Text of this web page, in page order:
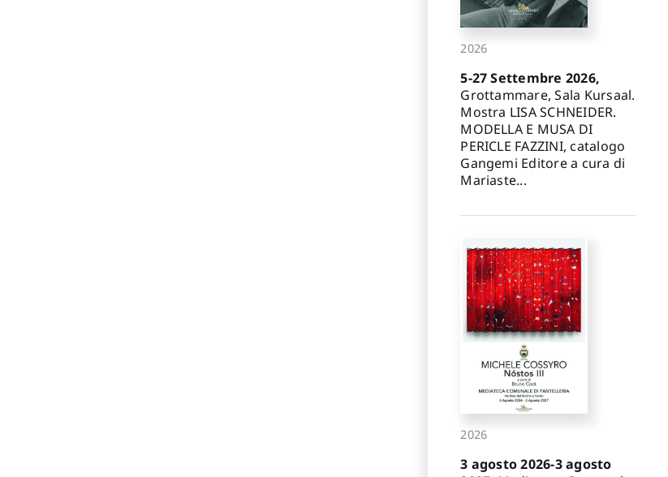
2026
5-27 Settembre 2026,
Grottammare, Sala Kursaal.
Mostra LISA SCHNEIDER.
MODELLA E MUSA DI
PERICLE FAZZINI, catalogo
Gangemi Editore a cura di
Mariaste...
2026
3 agosto 2026-3 agosto